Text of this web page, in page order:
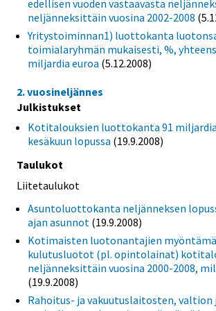
edellisen vuoden vastaavasta
neljänneksittäin vuosina 2002-2008
Yritystoiminnan1) luottokanta
toimialaryhmän mukaisesti, %,
miljardia euroa (5.12.2008)
2. vuosineljännes
Julkistukset
Kotitalouksien luottokanta 91
kesäkuun lopussa (19.9.2008)
Taulukot
Liitetaulukot
Asuntoluottokanta neljänneksen
ajan asunnot (19.9.2008)
Kotimaisten luotonantajien
kulutusluotot (pl. opintolainat)
neljänneksittäin vuosina 2000-2008,
(19.9.2008)
Rahoitus- ja vakuutuslaitosten, valtion